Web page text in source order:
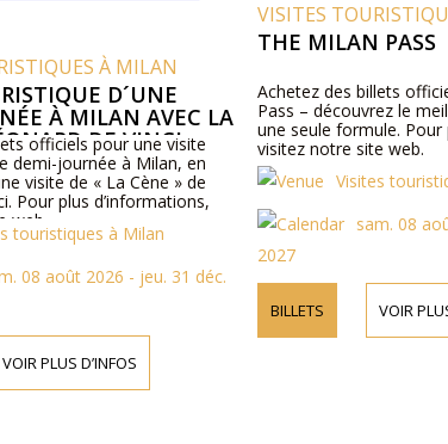
À MILAN
D´UNE
À MILAN AVEC LA
DE VINCI
officiels pour une visite
demi-journée à Milan, en
visite de « La Cène » de
Pour plus d’informations,
web.
touristiques à Milan
08 août 2026 - jeu. 31 déc.
VOIR PLUS D’INFOS
VISITES
THE MILAN PASS
Achetez des billets
Pass – découvrez le
une seule formule. Pour
visitez notre site web.
Visites
sam. 08
2027
BILLETS VOIR